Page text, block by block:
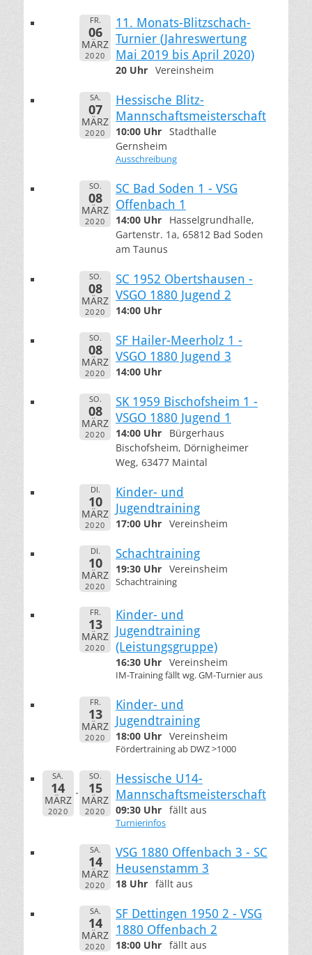
FR.
06
MÄRZ
2020
11. Monats-Blitzschach-
Turnier (Jahreswertung
Mai 2019 bis April 2020)
20 Uhr Vereinsheim
SA.
07
MÄRZ
2020
Hessische Blitz-
Mannschaftsmeisterschaft
10:00 Uhr Stadthalle
Gernsheim
Ausschreibung
SO.
08
MÄRZ
2020
SC Bad Soden 1 - VSG
Offenbach 1
14:00 Uhr
Hasselgrundhalle,
Gartenstr. 1a, 65812 Bad Soden
am Taunus
SO.
08
MÄRZ
2020
SC 1952 Obertshausen -
VSGO 1880 Jugend 2
14:00 Uhr
SO.
08
MÄRZ
2020
SF Hailer-Meerholz 1 -
VSGO 1880 Jugend 3
14:00 Uhr
SO.
08
MÄRZ
2020
SK 1959 Bischofsheim 1 -
VSGO 1880 Jugend 1
14:00 Uhr
Bürgerhaus
Bischofsheim, Dörnigheimer
Weg, 63477 Maintal
DI.
10
MÄRZ
2020
Kinder- und
Jugendtraining
17:00 Uhr Vereinsheim
DI.
10
MÄRZ
2020
Schachtraining
19:30 Uhr Vereinsheim
Schachtraining
FR.
13
MÄRZ
2020
Kinder- und
Jugendtraining
(Leistungsgruppe)
16:30 Uhr Vereinsheim
IM-Training fällt wg. GM-Turnier aus
FR.
13
MÄRZ
2020
Kinder- und
Jugendtraining
18:00 Uhr Vereinsheim
Fördertraining ab DWZ >1000
SA.
14
MÄRZ
2020
SO.
15
MÄRZ
2020
Hessische U14-
Mannschaftsmeisterschaft
09:30 Uhr fällt aus
Turnierinfos
SA.
14
MÄRZ
2020
VSG 1880 Offenbach 3 - SC
Heusenstamm 3
18 Uhr fällt aus
SA.
14
MÄRZ
2020
SF Dettingen 1950 2 - VSG
1880 Offenbach 2
18:00 Uhr fällt aus